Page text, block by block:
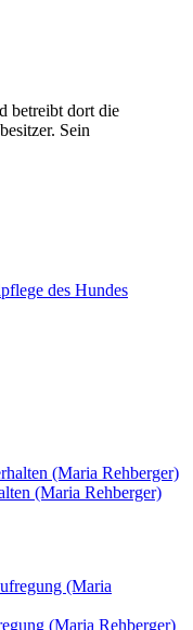
betreibt dort die
Sein
des Hundes
(Maria Rehberger)
(Maria Rehberger)